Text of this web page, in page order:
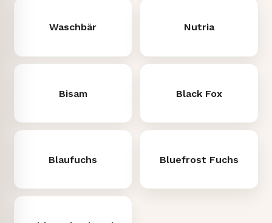
Waschbär Nutria
Bisam Black Fox
Blaufuchs Bluefrost Fuchs